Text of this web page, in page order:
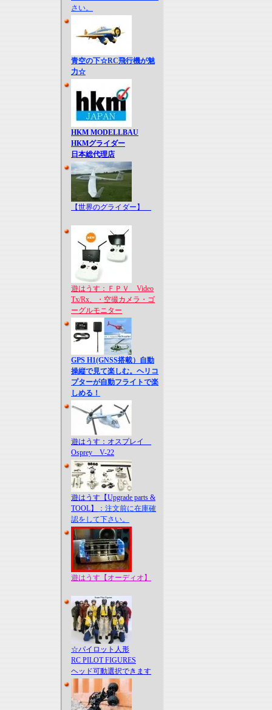
さい。
青空の下☆RC飛行機が魅
力☆
HKM MODELLBAU
HKMグライダー
日本総代理店
【世界のグライダー】
遊はうす：ＦＰＶ Video
Tx/Rx、・空撮カメラ・ゴ
ーグルモニター
GPS H1(GNSS搭載）自動
操縦で見て楽しむ。ヘリコ
プターが自動フライトで楽
しめる！
遊はうす：オスプレイ
Osprey V-22
遊はうす【Upgrade parts &
TOOL】
：注文前に在庫確
認をして下さい。
遊はうす【オーディオ】
☆パイロット人形
RC PILOT FIGURES
ヘッド可動選択できます